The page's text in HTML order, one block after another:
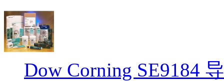
Dow Corning SE9184